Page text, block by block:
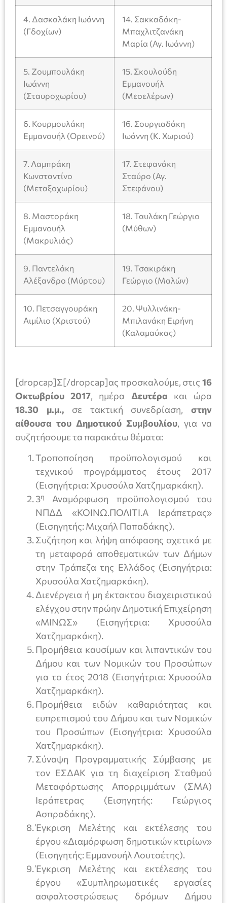
4. Δασκαλάκη Ιωάννη
(Γδοχίων)
14. Σακκαδάκη-
Μπαχλιτζανάκη
Μαρία (Αγ. Ιωάννη)
5. Ζουμπουλάκη
Ιωάννη
(Σταυροχωρίου)
15. Σκουλούδη
Εμμανουήλ
(Μεσελέρων)
6. Κουρμουλάκη
Εμμανουήλ (Ορεινού)
16. Σουργιαδάκη
Ιωάννη (Κ. Χωριού)
7. Λαμπράκη
Κωνσταντίνο
(Μεταξοχωρίου)
17. Στεφανάκη
Σταύρο (Αγ.
Στεφάνου)
8. Μαστοράκη
Εμμανουήλ
(Μακρυλιάς)
18. Ταυλάκη Γεώργιο
(Μύθων)
9. Παντελάκη
Αλέξανδρο (Μύρτου)
19. Τσακιράκη
Γεώργιο (Μαλών)
10. Πετσαγγουράκη
Αιμίλιο (Χριστού)
20. Ψυλλινάκη-
Μπιλανάκη Ειρήνη
(Καλαμαύκας)
[dropcap]Σ[/dropcap]ας προσκαλούμε, στις 16
Οκτωβρίου 2017, ημέρα Δευτέρα και ώρα
18.30 μ.μ., σε τακτική συνεδρίαση,στην
αίθουσα του Δημοτικού Συμβουλίου, για να
συζητήσουμε τα παρακάτω θέματα:
Τροποποίηση προϋπολογισμού και
τεχνικού προγράμματος έτους 2017
(Εισηγήτρια: Χρυσούλα Χατζημαρκάκη).
3η
Αναμόρφωση προϋπολογισμού του
ΝΠΔΔ «ΚΟΙΝΩ.ΠΟΛΙΤΙ.Α Ιεράπετρας»
(Εισηγητής: Μιχαήλ Παπαδάκης).
Συζήτηση και λήψη απόφασης σχετικά με
τη μεταφορά αποθεματικών των Δήμων
στην Τράπεζα της Ελλάδος (Εισηγήτρια:
Χρυσούλα Χατζημαρκάκη).
Διενέργεια ή μη έκτακτου διαχειριστικού
ελέγχου στην πρώην Δημοτική Επιχείρηση
«ΜΙΝΩΣ» (Εισηγήτρια: Χρυσούλα
Χατζημαρκάκη).
Προμήθεια καυσίμων και λιπαντικών του
Δήμου και των Νομικών του Προσώπων
για το έτος 2018 (Εισηγήτρια: Χρυσούλα
Χατζημαρκάκη).
Προμήθεια ειδών καθαριότητας και
ευπρεπισμού του Δήμου και των Νομικών
του Προσώπων (Εισηγήτρια: Χρυσούλα
Χατζημαρκάκη).
Σύναψη Προγραμματικής Σύμβασης με
τον ΕΣΔΑΚ για τη διαχείριση Σταθμού
Μεταφόρτωσης Απορριμμάτων (ΣΜΑ)
Ιεράπετρας (Εισηγητής: Γεώργιος
Ασπραδάκης).
Έγκριση Μελέτης και εκτέλεσης του
έργου «Διαμόρφωση δημοτικών κτιρίων»
(Εισηγητής: Εμμανουήλ Λουτσέτης).
Έγκριση Μελέτης και εκτέλεσης του
έργου «Συμπληρωματικές εργασίες
ασφαλτοστρώσεως δρόμων Δήμου